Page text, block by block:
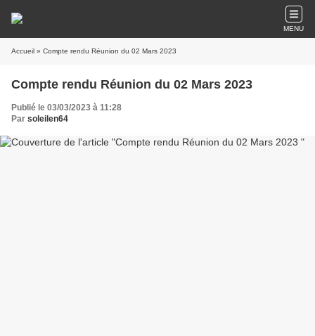
MENU
Accueil » Compte rendu Réunion du 02 Mars 2023
Compte rendu Réunion du 02 Mars 2023
Publié le 03/03/2023 à 11:28
Par soleilen64